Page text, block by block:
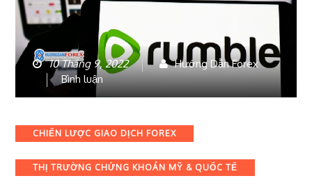
10 Tháng 9, 2022
Hướng Dẫn Forex
Bình luậnbài
viết
lập
như
dịch
Categories
CHIẾN LƯỢC GIAO DỊCH FOREX
THỊ TRƯỜNG CHỨNG KHOÁN MỸ & QUỐC TẾ